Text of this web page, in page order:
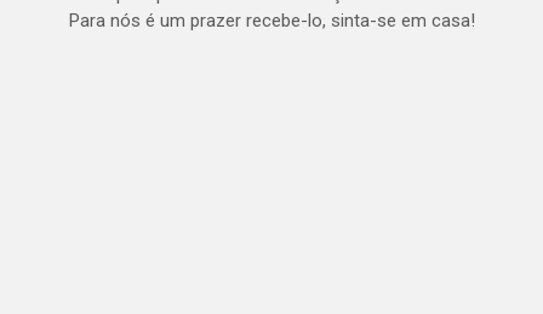
Para nós é um prazer recebe-lo, sinta-se em casa!